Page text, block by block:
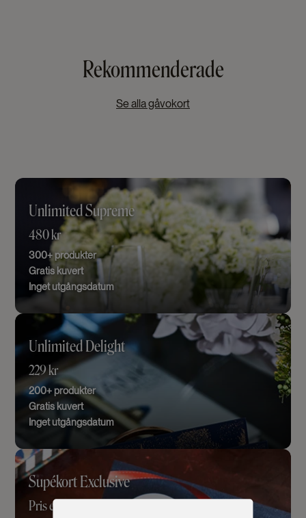
Rekommenderade
Se alla gåvokort
Unlimited Supreme
480 kr
300+ produkter
Gratis kuvert
Inget utgångsdatum
Unlimited Delight
229 kr
200+ produkter
Gratis kuvert
Inget utgångsdatum
Supékort Exclusive
Pris efter budget